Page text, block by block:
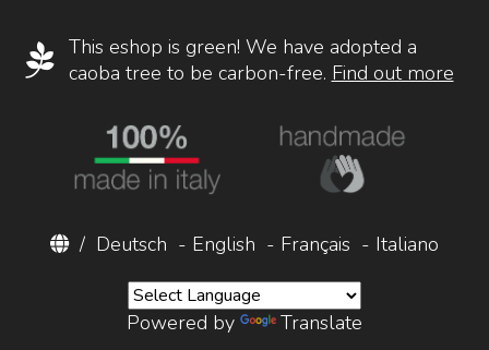
This eshop is green! We have adopted a
caoba tree to be carbon-free. Find out more
/ Deutsch - English - Français - Italiano
Powered by Translate